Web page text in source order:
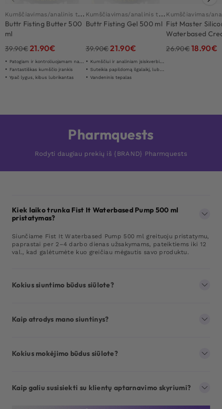
K
umščiavimas/analinis tepalas
Buttr Fisting Butter 500
ml
39.90€21.90€
Patogiam ir kontroliuojamam naudojimui
Fantastiškas kumščio įrankis
Ypač lygus, kibus lubrikantas
K
umščiavimas/analinis tepalas
Buttr Fisting Gel 500 ml
39.90€21.90€
Kumščiui ir analiniam įsiskverbimui
Suteikia papildomą ilgalaikį, lubrikuojantį efektą
Vandeninis tepalas
Fist Master
Waterbased
26.90€18.90€
Pharmquests
Rodyti daugiau prekių iš {BRAND} Pharmquests
Kiek laiko trunka Fist It Waterbased Pump 500 ml
pristatymas?
Siunčiame Fist It Waterbased Pump 500 ml greituoju pristatymu,
paprastai per 2–4 darbo dienas užsakymams, pateiktiems iki 12
val., kad galėtumėte kuo greičiau mėgautis savo produktu.
Kokius siuntimo būdus siūlote?
Kaip atrodys mano siuntinys?
Kokius mokėjimo būdus siūlote?
Kaip galiu susisiekti su klientų aptarnavimo skyriumi?